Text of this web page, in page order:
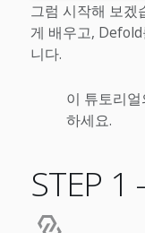
그럼 시작해 보겠
게 배우고,
니다.
이 튜토리
하세요.
STEP